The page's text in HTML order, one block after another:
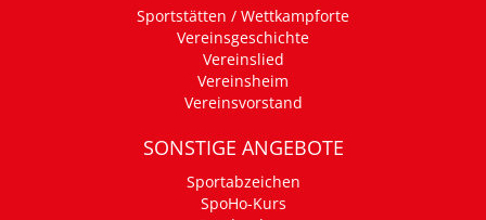
Sportstätten / Wettkampforte
Vereinsgeschichte
Vereinslied
Vereinsheim
Vereinsvorstand
SONSTIGE ANGEBOTE
Sportabzeichen
SpoHo-Kurs